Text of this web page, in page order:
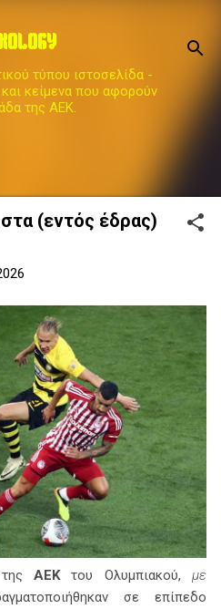
τύπου ιστοσελίδα -
κείμενα που αφορούν
της ΑΕΚ.
(εντός έδρας)
τηςΑΕΚτου Ολυμπιακού,με
σε επίπεδο